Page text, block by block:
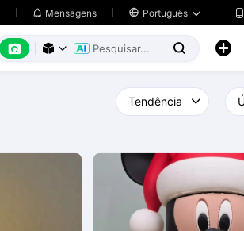
 Mensagens  Português  
    